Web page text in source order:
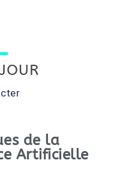
de la
Artificielle